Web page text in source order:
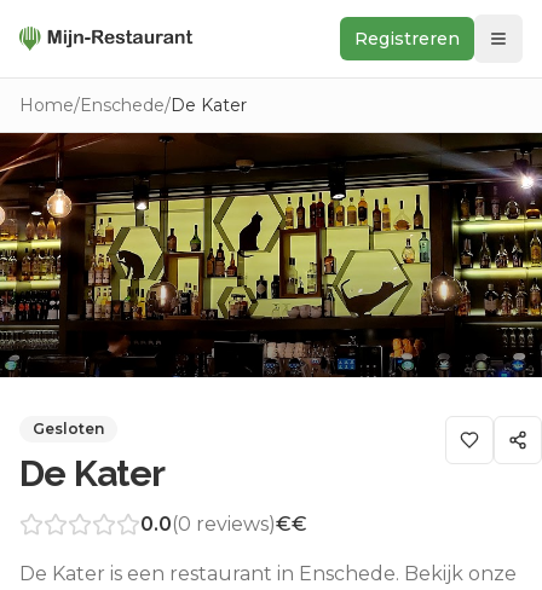
Registreren
Zoeken
In de buurt
Ontdek
Keukens
Foodwall
Reviews
Home/Enschede/De Kater
Gesloten
De Kater
0.0(0 reviews)€€
De Kater is een restaurant in Enschede. Bekijk onze